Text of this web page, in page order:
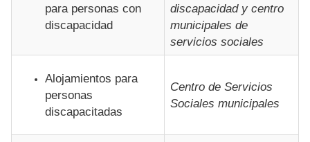
para personas con
discapacidad
discapacidad y centro
municipales de
servicios sociales
Alojamientos para
personas
discapacitadas
Centro de Servicios
Sociales municipales